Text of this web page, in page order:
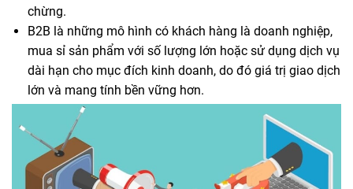
chừng.
B2B là những mô hình có khách hàng là doanh nghiệp,
mua sỉ sản phẩm với số lượng lớn hoặc sử dụng dịch vụ
dài hạn cho mục đích kinh doanh, do đó giá trị giao dịch
lớn và mang tính bền vững hơn.